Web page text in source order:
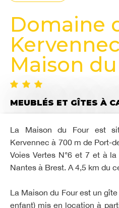
Domaine
Maison
MEUBLÉS ET GÎTES À
La Maison du Four est
Kervennec à 700 m de Port-
Voies Vertes N°6 et 7 et à
Nantes à Brest. A 4,5 km du
La Maison du Four est un
enfant) mis en location à